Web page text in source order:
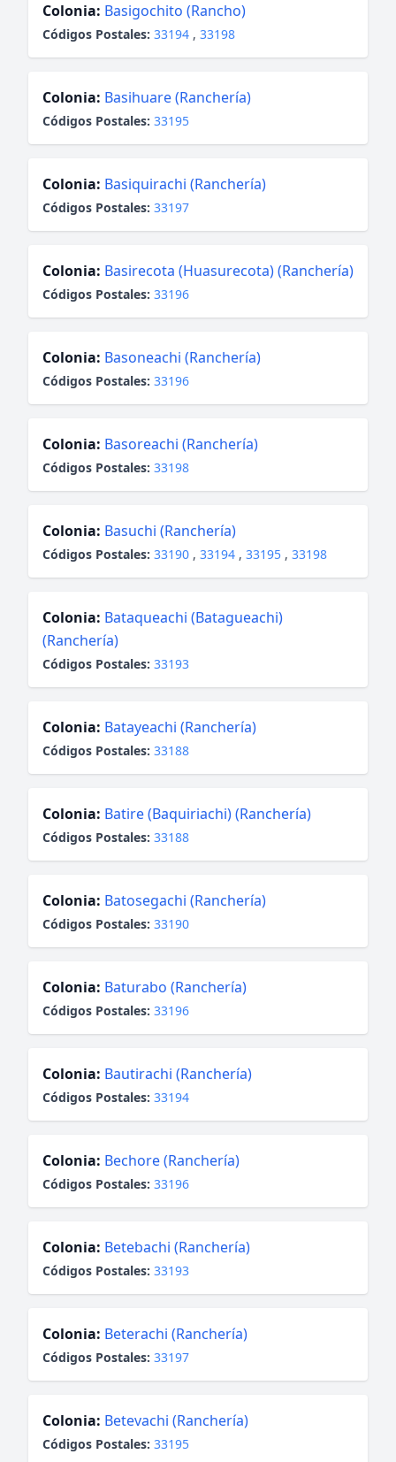
Colonia: Basigochito (Rancho)
Códigos Postales: 33194 , 33198
Colonia: Basihuare (Ranchería)
Códigos Postales: 33195
Colonia: Basiquirachi (Ranchería)
Códigos Postales: 33197
Colonia: Basirecota (Huasurecota) (Ranchería)
Códigos Postales: 33196
Colonia: Basoneachi (Ranchería)
Códigos Postales: 33196
Colonia: Basoreachi (Ranchería)
Códigos Postales: 33198
Colonia: Basuchi (Ranchería)
Códigos Postales: 33190 , 33194 , 33195 , 33198
Colonia: Bataqueachi (Batagueachi)
(Ranchería)
Códigos Postales: 33193
Colonia: Batayeachi (Ranchería)
Códigos Postales: 33188
Colonia: Batire (Baquiriachi) (Ranchería)
Códigos Postales: 33188
Colonia: Batosegachi (Ranchería)
Códigos Postales: 33190
Colonia: Baturabo (Ranchería)
Códigos Postales: 33196
Colonia: Bautirachi (Ranchería)
Códigos Postales: 33194
Colonia: Bechore (Ranchería)
Códigos Postales: 33196
Colonia: Betebachi (Ranchería)
Códigos Postales: 33193
Colonia: Beterachi (Ranchería)
Códigos Postales: 33197
Colonia: Betevachi (Ranchería)
Códigos Postales: 33195